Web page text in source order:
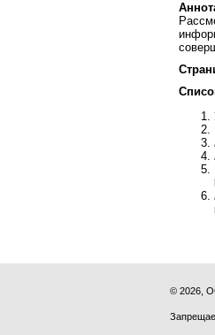
© 2026,